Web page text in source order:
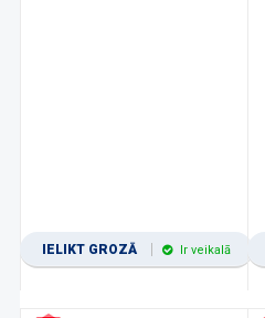
IELIKT GROZĀ Ir veikalā